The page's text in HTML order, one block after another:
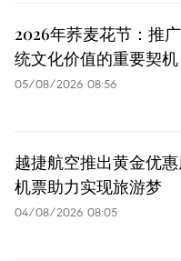
2026年荞麦花节：推
统文化价值的重要契机
05/08/2026 08:56
越捷航空推出黄金优
机票助力实现旅游梦
04/08/2026 08:05